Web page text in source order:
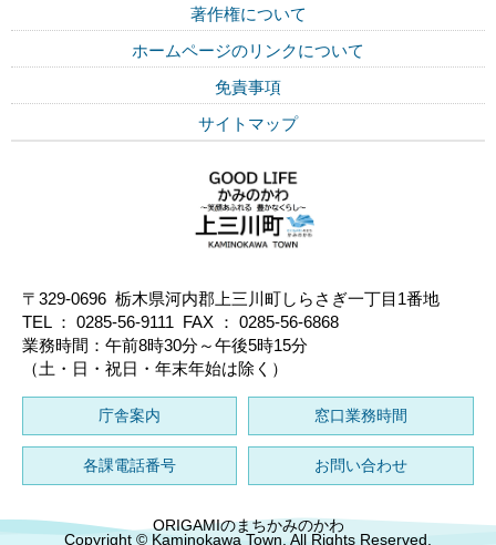
著作権について
ホームページのリンクについて
免責事項
サイトマップ
〒329-0696 栃木県河内郡上三川町しらさぎ一丁目1番地
TEL ： 0285-56-9111 FAX ： 0285-56-6868
業務時間：午前8時30分～午後5時15分
（土・日・祝日・年末年始は除く）
庁舎案内 窓口業務時間
各課電話番号 お問い合わせ
ORIGAMIのまちかみのかわ
Copyright © Kaminokawa Town. All Rights Reserved.